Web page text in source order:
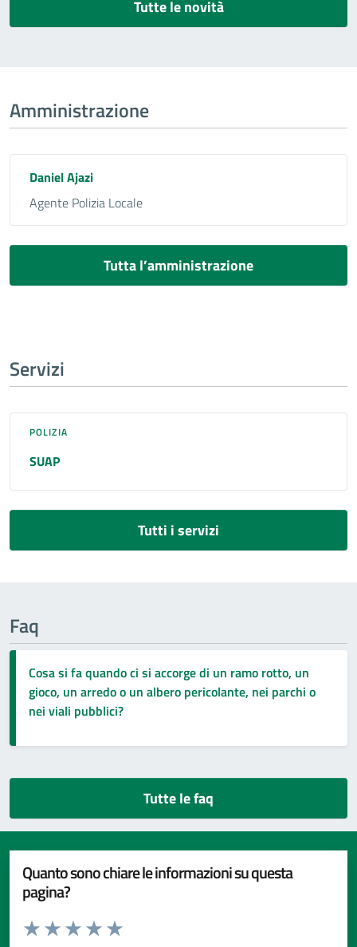
Tutte le novità
Amministrazione
Daniel Ajazi
Agente Polizia Locale
Tutta l’amministrazione
Servizi
POLIZIA
SUAP
Tutti i servizi
Faq
Cosa si fa quando ci si accorge di un ramo rotto, un
gioco, un arredo o un albero pericolante, nei parchi o
nei viali pubblici?
Tutte le faq
Quanto sono chiare le informazioni su questa
pagina?
Valuta da 1 a 5 stelle la pagina